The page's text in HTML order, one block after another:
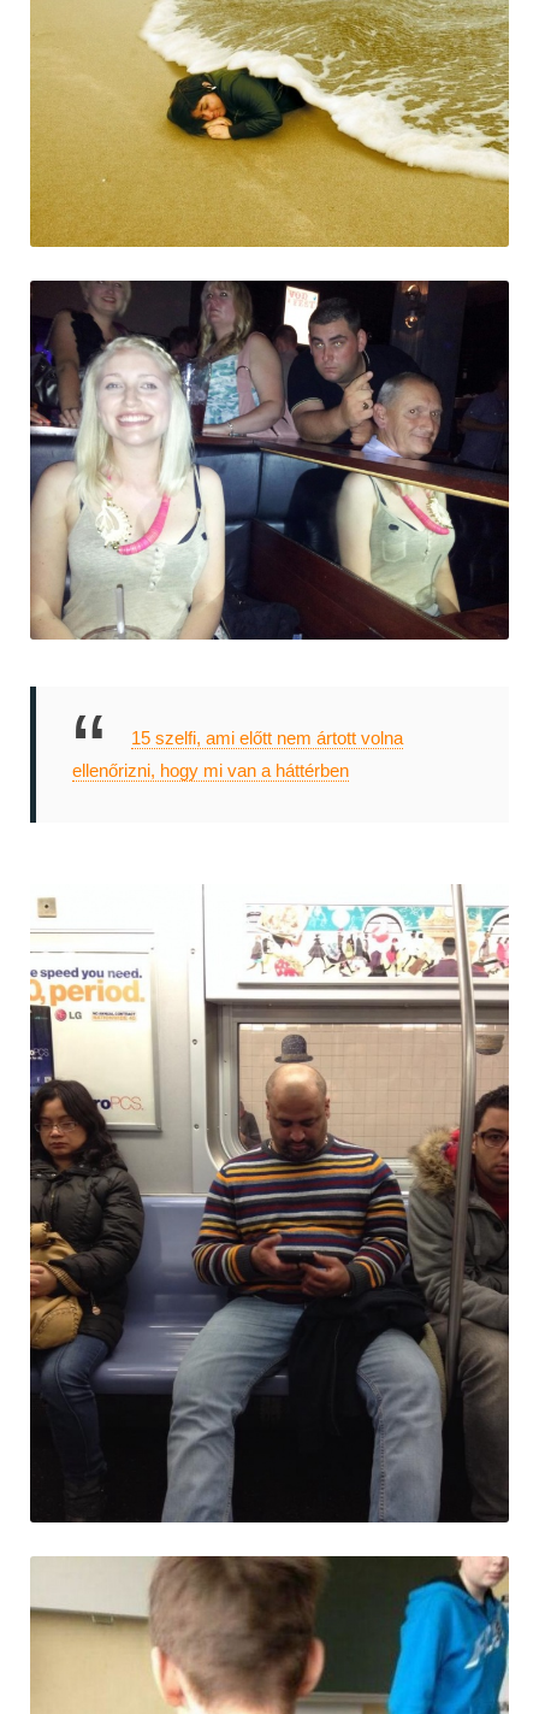
15 szelfi, ami előtt nem ártott volna
ellenőrizni, hogy mi van a háttérben